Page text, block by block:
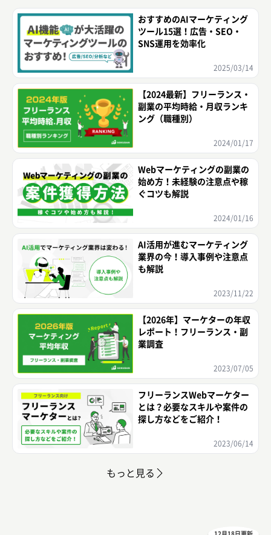
おすすめのAIマーケティング
ツール15選！広告・SEO・
SNS運用を効率化
2025/03/14
【2024最新】フリーランス・
副業の平均時給・月収ランキ
ング（職種別）
2024/01/17
Webマーケティングの副業の
始め方！未経験の注意点や稼
ぐコツも解説
2024/01/16
AI活用が進むマーケティング
業界の今！導入事例や注意点
も解説
2023/11/22
【2026年】マーケターの年収
レポート！フリーランス・副
業調査
2023/07/05
フリーランスWebマーケター
とは？必要なスキルや案件の
探し方などをご紹介！
2023/06/14
もっと見る